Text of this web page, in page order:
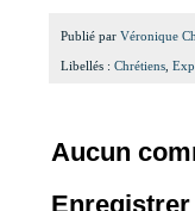
Publié par Véronique
Libellés : Chrétiens
Aucun